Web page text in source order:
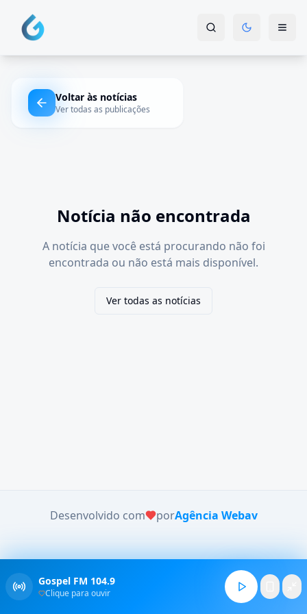
Voltar às notícias
Ver todas as publicações
Notícia não encontrada
A notícia que você está procurando não foi
encontrada ou não está mais disponível.
Ver todas as notícias
Desenvolvido com porAgência Webav
Gospel FM 104.9
Clique para ouvir